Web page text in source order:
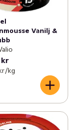
Vanilj &
kr
/kg